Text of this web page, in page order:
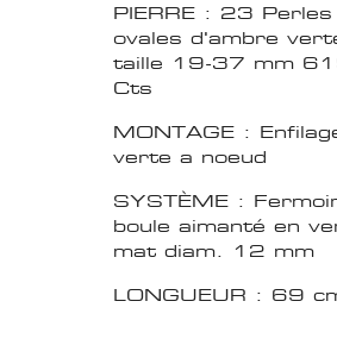
PIERRE : 23 Perles
ovales d'ambre
taille 19-37 mm
Cts
MONTAGE :
verte a noeud
SYSTÈME :
boule aimanté en
mat diam. 12 mm
LONGUEUR : 69